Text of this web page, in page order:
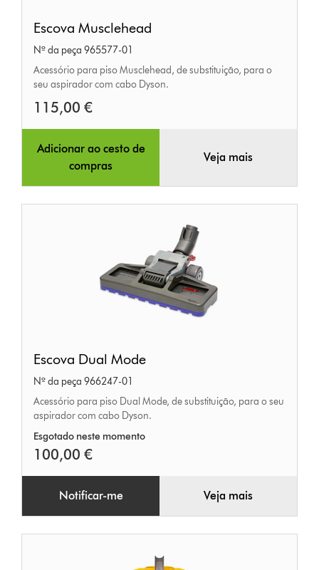
Musclehead
Escova Musclehead
Nº da peça 965577-01
Acessório para piso Musclehead, de substituição, para o
seu aspirador com cabo Dyson.
115,00 €
Adicionar ao cesto de
compras
Veja mais
Dual
Mode
Escova Dual Mode
Nº da peça 966247-01
Acessório para piso Dual Mode, de substituição, para o seu
aspirador com cabo Dyson.
Esgotado neste momento
100,00 €
Notificar-me Veja mais